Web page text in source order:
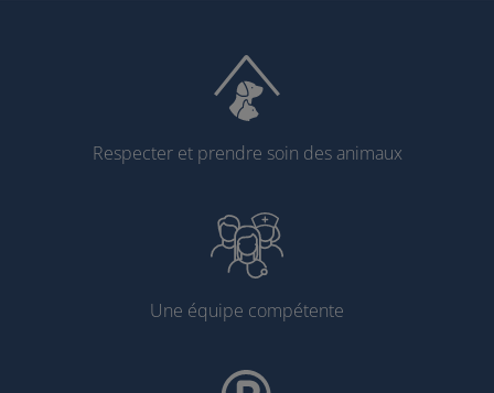
Respecter et prendre soin des animaux
Une équipe compétente